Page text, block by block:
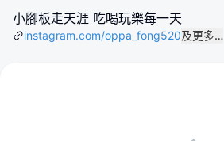
小腳板走天涯 吃喝玩樂每一天
instagram.com/oppa_fong520及更多…